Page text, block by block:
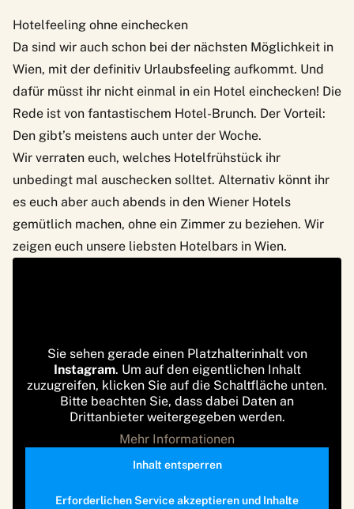
Hotelfeeling ohne einchecken
Da sind wir auch schon bei der nächsten Möglichkeit in
Wien, mit der definitiv Urlaubsfeeling aufkommt. Und
dafür müsst ihr nicht einmal in ein Hotel einchecken! Die
Rede ist von fantastischem Hotel-Brunch. Der Vorteil:
Den gibt’s meistens auch unter der Woche.
Wir verraten euch, welches Hotelfrühstück ihr
unbedingt mal auschecken solltet. Alternativ könnt ihr
es euch aber auch abends in den Wiener Hotels
gemütlich machen, ohne ein Zimmer zu beziehen. Wir
zeigen euch unsere liebsten Hotelbars in Wien.
Sie sehen gerade einen Platzhalterinhalt von
Instagram. Um auf den eigentlichen Inhalt
zuzugreifen, klicken Sie auf die Schaltfläche unten.
Bitte beachten Sie, dass dabei Daten an
Drittanbieter weitergegeben werden.
Mehr Informationen
Inhalt entsperren
Erforderlichen Service akzeptieren und Inhalte